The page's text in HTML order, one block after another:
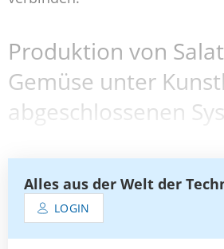
Produktion von
Gemüse unter
abgeschlossenen
Alles aus der Welt der
LOGIN